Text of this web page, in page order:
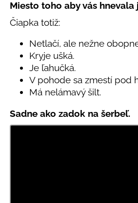
5,0
z
5
hviezdičiek.
Miesto toho aby vás hnevala
Čiapka totiž:
Netlačí, ale nežne
Kryje ušká.
Je ľahučká.
V pohode sa zmestí pod
Má nelámavý šilt.
Sadne ako zadok na šerbeľ.
O
d